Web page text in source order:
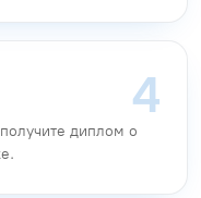
диплом о